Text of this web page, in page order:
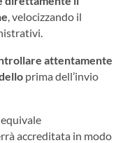
, velocizzando il
attentamente
prima dell’invio
accreditata in modo